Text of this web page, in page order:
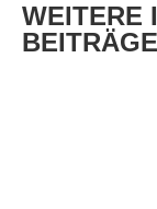
WEITERE